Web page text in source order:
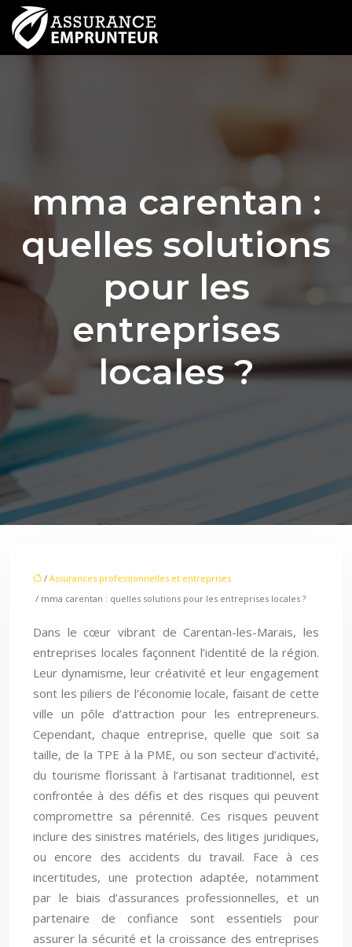
mma carentan :
quelles solutions
pour les
entreprises
locales ?
/ Assurances professionnelles et entreprises
/ mma carentan : quelles solutions pour les entreprises locales ?
Dans le cœur vibrant de Carentan-les-Marais, les
entreprises locales façonnent l’identité de la région.
Leur dynamisme, leur créativité et leur engagement
sont les piliers de l’économie locale, faisant de cette
ville un pôle d’attraction pour les entrepreneurs.
Cependant, chaque entreprise, quelle que soit sa
taille, de la TPE à la PME, ou son secteur d’activité,
du tourisme florissant à l’artisanat traditionnel, est
confrontée à des défis et des risques qui peuvent
compromettre sa pérennité. Ces risques peuvent
inclure des sinistres matériels, des litiges juridiques,
ou encore des accidents du travail. Face à ces
incertitudes, une protection adaptée, notamment
par le biais d’assurances professionnelles, et un
partenaire de confiance sont essentiels pour
assurer la sécurité et la croissance des entreprises